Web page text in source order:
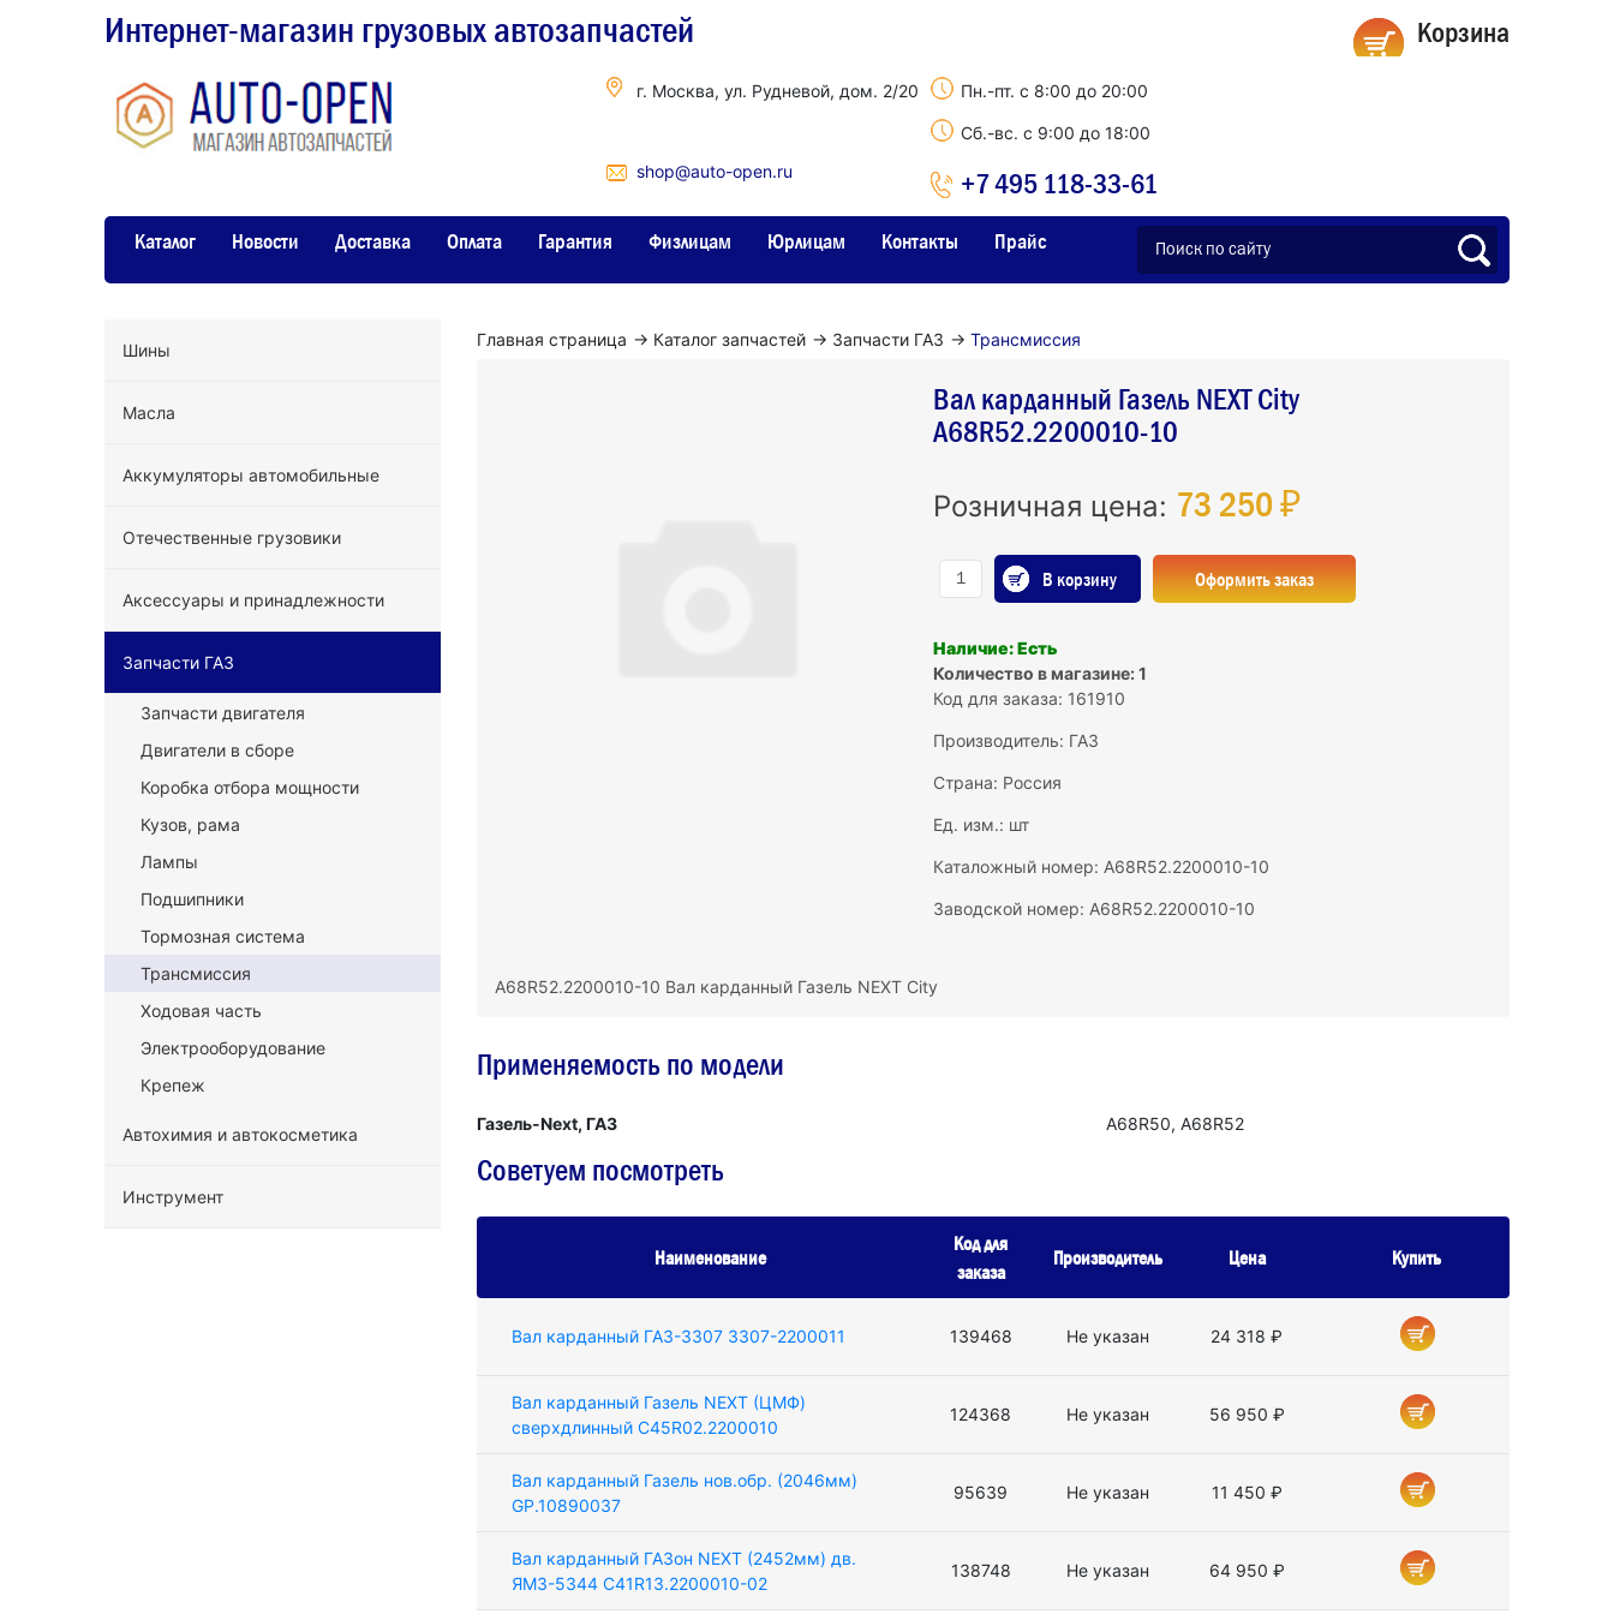
Интернет-магазин грузовых автозапчастей
г. Москва, ул. Рудневой, дом. 2/20
shop@auto-open.ru
Пн.-пт. с 8:00 до 20:00
Сб.-вс. с 9:00 до 18:00
+7 495 118-33-61
Корзина
Каталог Новости Доставка Оплата Гарантия Физлицам Юрлицам Контакты Прайс
Шины
Масла
Аккумуляторы автомобильные
Отечественные грузовики
Аксессуары и принадлежности
Запчасти ГАЗ
Запчасти двигателя
Двигатели в сборе
Коробка отбора мощности
Кузов, рама
Лампы
Подшипники
Тормозная система
Трансмиссия
Ходовая часть
Электрооборудование
Крепеж
Автохимия и автокосметика
Инструмент
Главная страница → Каталог запчастей → Запчасти ГАЗ → Трансмиссия
Вал карданный Газель NEXT City
A68R52.2200010-10
Розничная цена: 73 250 ₽
В корзину Оформить заказ
Наличие: Есть
Количество в магазине: 1
Код для заказа: 161910
Производитель: ГАЗ
Страна: Россия
Ед. изм.: шт
Каталожный номер: A68R52.2200010-10
Заводской номер: A68R52.2200010-10
A68R52.2200010-10 Вал карданный Газель NEXT City
Применяемость по модели
Газель-Next, ГАЗ А68R50, А68R52
Советуем посмотреть
Наименование
Код для
заказа
Производитель Цена Купить
Вал карданный ГАЗ-3307 3307-2200011 139468 Не указан 24 318 ₽
Вал карданный Газель NEXT (ЦМФ)
сверхдлинный C45R02.2200010
124368 Не указан 56 950 ₽
Вал карданный Газель нов.обр. (2046мм)
GP.10890037
95639 Не указан 11 450 ₽
Вал карданный ГАЗон NEXT (2452мм) дв.
ЯМЗ-5344 C41R13.2200010-02
138748 Не указан 64 950 ₽